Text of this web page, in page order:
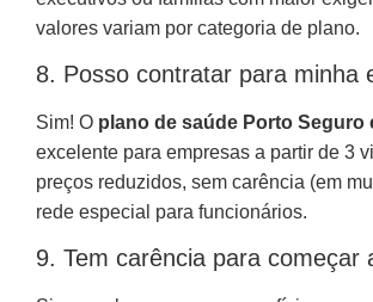
valores variam por categoria de plano.
8. Posso contratar para minha
Sim! O plano de saúde Porto Seguro
excelente para empresas a partir de 3
preços reduzidos, sem carência (em
rede especial para funcionários.
9. Tem carência para começar